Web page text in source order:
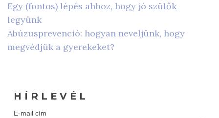
Egy (fontos) lépés ahhoz, hogy jó szülők
legyünk
Abúzusprevenció: hogyan neveljünk, hogy
megvédjük a gyerekeket?
H Í R L E V É L
E-mail cím